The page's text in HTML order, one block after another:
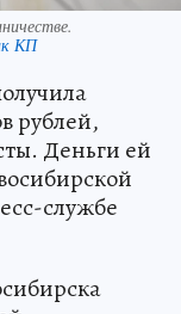
КП
рублей,
Деньги ей
службе